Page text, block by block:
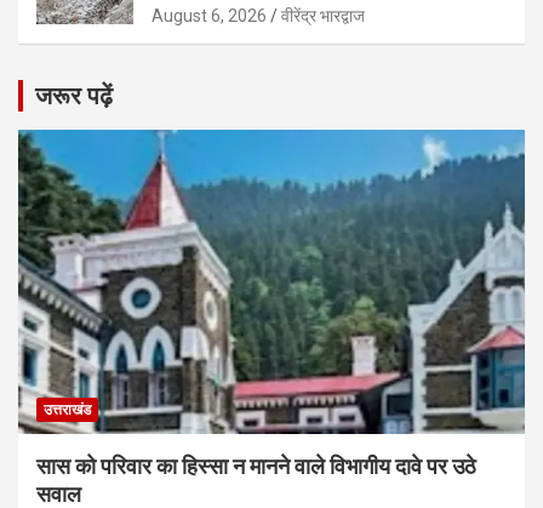
August 6, 2026 वीरेंद्र भारद्वाज
जरूर पढ़ें
उत्तराखंड
सास को परिवार का हिस्सा न मानने वाले विभागीय दावे पर उठे
सवाल